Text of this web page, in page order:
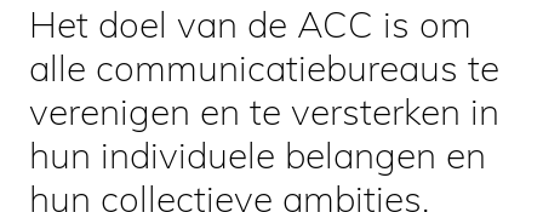
Het doel van de ACC is om
alle communicatiebureaus te
verenigen en te versterken in
hun individuele belangen en
hun collectieve ambities.